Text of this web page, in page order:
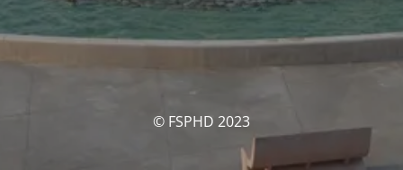
© FSPHD 2023